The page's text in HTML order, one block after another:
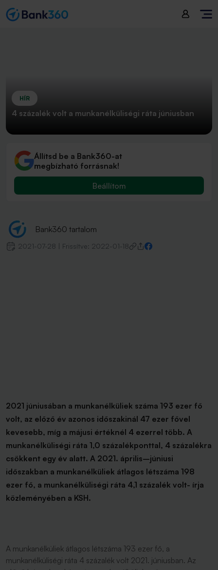
HÍR
4 százalék volt a munkanélküliségi ráta júniusban
Állítsd be a Bank360-at
megbízható forrásnak!
Beállítom
Bank360 tartalom
2021-07-28 Frissítve: 2022-01-18
2021 júniusában a munkanélküliek száma 193 ezer fő
volt, az előző év azonos időszakinál 47 ezer fővel
kevesebb, míg a májusi értéknél 4 ezerrel több. A
munkanélküliségi ráta 1,0 százalékponttal, 4 százalékra
csökkent egy év alatt. A 2021. április–júniusi
időszakban a munkanélküliek átlagos létszáma 198
ezer fő, a munkanélküliségi ráta 4,1 százalék volt- írja
közleményében a KSH.
A munkanélküliek átlagos létszáma 193 ezer fő, a
munkanélküliségi ráta 4 százalék volt 2021. júniusban. Az